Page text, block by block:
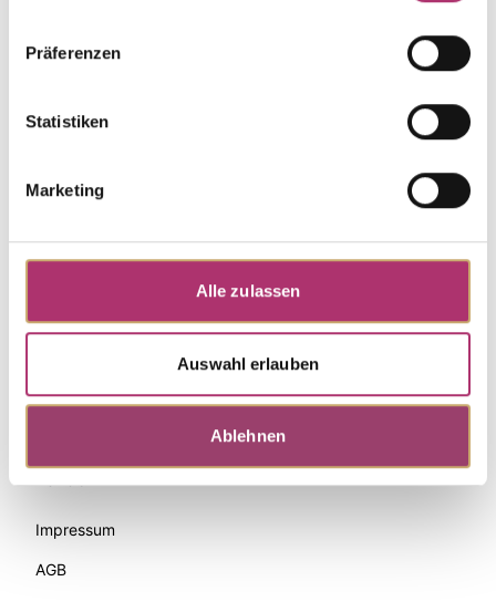
Präferenzen
Statistiken
Marketing
Alle zulassen
Auswahl erlauben
Ablehnen
Zahlungsmethoden
Impressum
AGB